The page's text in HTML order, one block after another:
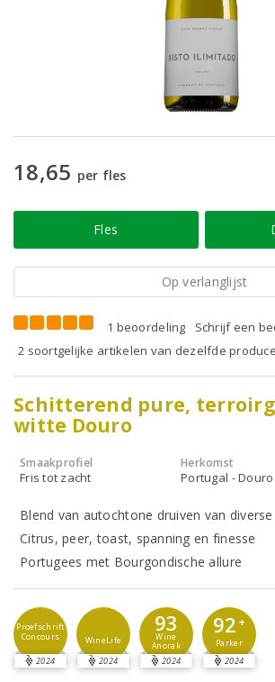
18,65 per fles
Fles
Op verlanglijst
1 beoordeling
Schrijf een
2 soortgelijke artikelen van dezelfde
Schitterend pure,
witte Douro
Smaakprofiel
Fris tot zacht
Herkomst
Portugal - Douro
Blend van autochtone druiven van
Citrus, peer, toast, spanning en finesse
Portugees met Bourgondische allure
Proefschrift
Concours
2024
WineLife
2024
93
Wine
Anorak
2024
92 +
Parker
2024